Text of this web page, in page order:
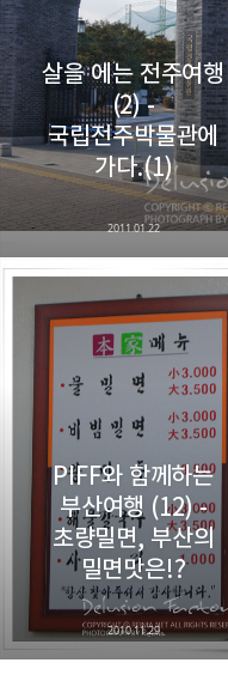
구독하기
카카오스토리 밴드
살을 에는 전주여행
(2) -
국립전주박물관에
가다.(1)
2011.01.22
PIFF와 함께하는
부산여행 (12) -
초량밀면, 부산의
밀면맛은!?
2010.11.29